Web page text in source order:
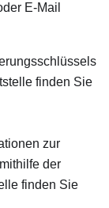
E-Mail
finden Sie
zur
der
finden Sie